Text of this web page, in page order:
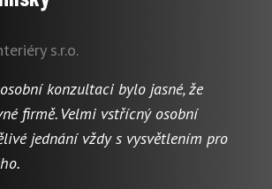
s.r.o.
konzultaci bylo jasné, že
firmě. Velmi vstřícný osobní
jednání vždy s vysvětlením pro